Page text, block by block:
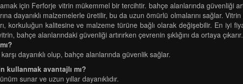
için Ferforje vitrin mükemmel bir tercihtir. bahçe alanlarında güvenliği
dayanıklı malzemelerle üretilir, bu da uzun ömürlü olmalarını sağlar.
korkuluğun kalitesine ve malzeme türüne bağlı olarak değişebilir. En iyi
bahçe alanlarındaki güvenliği artırırken çevrenin şıklığını da ortaya
dayanıklı olup, bahçe alanlarında güvenlik sağlar.
kullanmak avantajlı mı?
sunar ve uzun yıllar dayanıklıdır.